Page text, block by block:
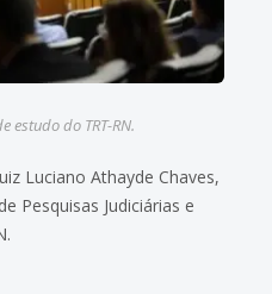
estudo do TRT-RN.
Luciano Athayde Chaves,
Pesquisas Judiciárias e